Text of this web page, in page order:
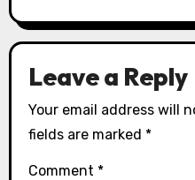
Leave a Reply
Your email address will
fields are marked *
Comment *